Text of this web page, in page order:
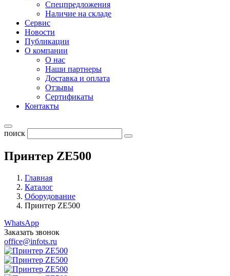
Спецпредложения
Наличие на складе
Сервис
Новости
Публикации
О компании
О нас
Наши партнеры
Доставка и оплата
Отзывы
Сертификаты
Контакты
поиск
Принтер ZE500
Главная
Каталог
Оборудование
Принтер ZE500
WhatsApp
Заказать звонок
office@infots.ru